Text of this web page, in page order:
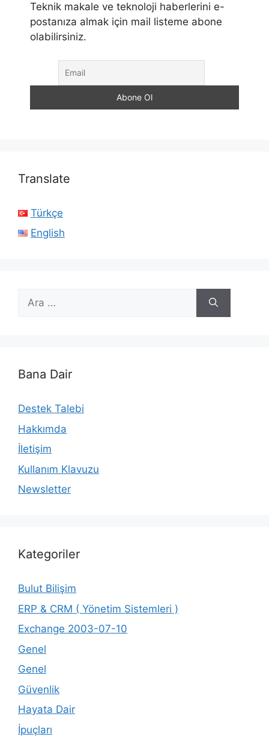
Teknik makale ve teknoloji haberlerini e-
postanıza almak için mail listeme abone
olabilirsiniz.
Translate
Türkçe
English
için
Bana Dair
Destek Talebi
Hakkımda
İletişim
Kullanım Klavuzu
Newsletter
Kategoriler
Bulut Bilişim
ERP & CRM ( Yönetim Sistemleri )
Exchange 2003-07-10
Genel
Genel
Güvenlik
Hayata Dair
İpuçları